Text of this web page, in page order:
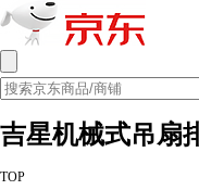
吉星机械式吊扇
TOP